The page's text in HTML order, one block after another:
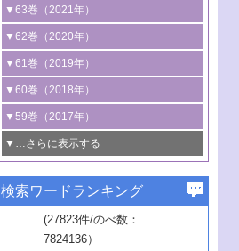
B号 第137回触媒討論会（2026年）
3号 オレフィン系樹脂の精密合成に関す
る最新技術
4号 アルコール類の効率的変換を実現す
る非貴金属触媒の研究動向
5号 ゼオライトの合成と応用における研
究動向
6号 ヘテロ接合界面
B号 第135回触媒討論会（2025年）
3号 未踏分子変換を目指した酸化触媒プ
ロセスの最前線
4号 シンクロトロン放射光および中性子
線を利用した触媒解析技術の最先端
5号 単原子触媒
6号 参照触媒委員会からのお知らせ
B号 第133回触媒討論会（2023年）
2号 プラスチックケミカルリサイクルの
ための触媒技術
3号 非酸化物系金属化合物を基盤とした
触媒材料の開発
4号 格子酸素・格子酸素欠陥を利用した
触媒反応
5号 生体触媒によるエネルギー変換反応
6号 窒素とリンの循環のための触媒・機
能性材料
1号 合成ガス製造とCOを用いるケミカル
ズ合成の最新動向
2号 化学品合成のための合金触媒開発
3号 CO の排出削減および有効活用のた
めの触媒技術
4号 若手による情報発信企画～とびたて
若き触媒の研究者たち～（1）
若き触媒の研究者たち～（2）
6号 石油のノーブル・ユースを志向した
触媒技術
▼63巻（2021年）
1号 金触媒の新展開
2号 ペロブスカイト
3号 特殊反応場を利用した触媒的分子変
換反応
4号 多孔質材料を用いた触媒の新展開
5号 情報学的手法を用いた触媒開発
6号 カーボンニュートラルに向けた電解
技術
B号 第127回触媒討論会（2021年・オン
ライン開催(Zoom)のみ）
▼62巻（2020年）
1号 触媒設計を拓く欠陥構造のキャラク
タリゼーション
2号 機能化学品製造に資するクリーンな
触媒的酸化反応
3号 水処理のための触媒化学
4号 光触媒を用いた水分解の最新の研究
動向
5号 次世代の触媒プロセスを支えるマイ
▼61巻（2019年）
1号 物質移動制御に着目した触媒プロセ
ス開発
2号 CO2 フリー水素サプライチェーンに
関わる触媒開発動向
3号 精密高分子合成に関する最近の研究
動向
4号 バイオマス化成品製造のための触媒
▼60巻（2018年）
1号 固体酸触媒の最新の研究動向
2号 二酸化炭素からの有用化学品合成
3号 ナノ粒子・クラスター触媒の最前線
4号 60周年記念企画
5号 進化するゼオライト合成技術
6号 非貴金属系触媒における電気化学的
▼59巻（2017年）
1号 いたるところに，触媒
最先端技術
3号 無機分離膜材料の開発と触媒反応プ
ロセスへの適用
▼…さらに表示する
1号 ユニークな構造の高分子を生み出す触
2号 リグニンからの化成品製造に向けた触
▼57巻（2015年）
1号 水素キャリアにかかわる触媒技術の新
▼56巻（2014年）
検索ワードランキング
(27823件/のべ数：
7824136）